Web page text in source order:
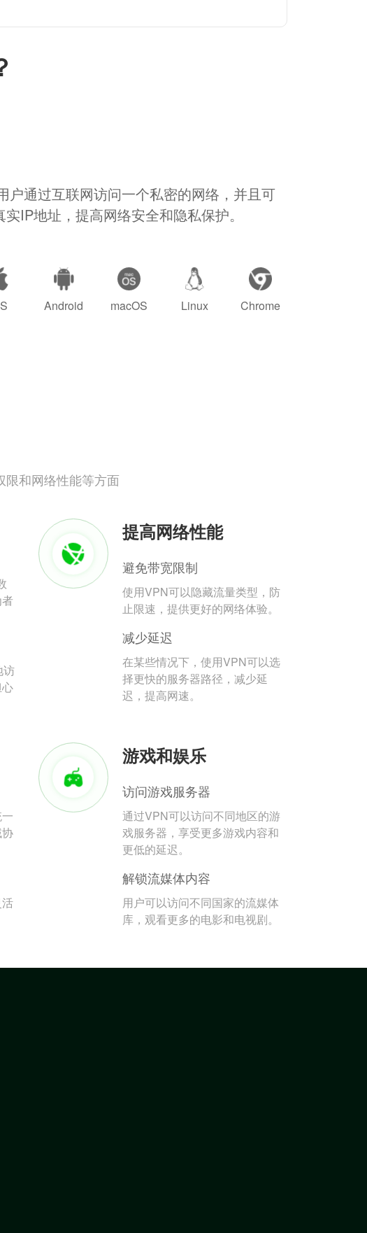
户通过互联网访问一个私密的网络，并且可
IP地址，提高网络安全和隐私保护。
Android macOS Linux Chrome
限和网络性能等方面
访
提高网络性能
避免带宽限制
使用VPN可以隐藏流量类型，防
止限速，提供更好的网络体验。
减少延迟
在某些情况下，使用VPN可以选
择更快的服务器路径，减少延
迟，提高网速。
游戏和娱乐
访问游戏服务器
通过VPN可以访问不同地区的游
戏服务器，享受更多游戏内容和
更低的延迟。
解锁流媒体内容
用户可以访问不同国家的流媒体
库，观看更多的电影和电视剧。